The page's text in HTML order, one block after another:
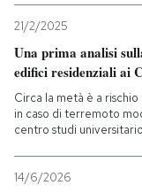
21/2/2025
Una prima analisi
edifici residenziali ai
Circa la metà è a
in caso di terremoto
centro studi
14/6/2026